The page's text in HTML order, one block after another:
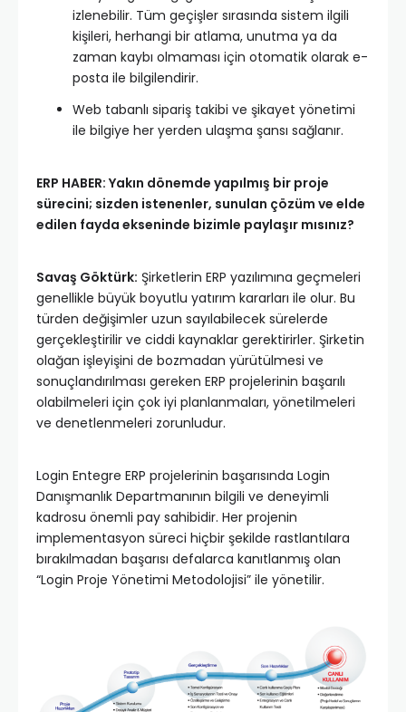
izlenebilir. Tüm geçişler sırasında sistem ilgili
kişileri, herhangi bir atlama, unutma ya da
zaman kaybı olmaması için otomatik olarak e-
posta ile bilgilendirir.
Web tabanlı sipariş takibi ve şikayet yönetimi
ile bilgiye her yerden ulaşma şansı sağlanır.
ERP HABER: Yakın dönemde yapılmış bir proje
sürecini; sizden istenenler, sunulan çözüm ve elde
edilen fayda ekseninde bizimle paylaşır mısınız?
Savaş Göktürk: Şirketlerin ERP yazılımına geçmeleri
genellikle büyük boyutlu yatırım kararları ile olur. Bu
türden değişimler uzun sayılabilecek sürelerde
gerçekleştirilir ve ciddi kaynaklar gerektirirler. Şirketin
olağan işleyişini de bozmadan yürütülmesi ve
sonuçlandırılması gereken ERP projelerinin başarılı
olabilmeleri için çok iyi planlanmaları, yönetilmeleri
ve denetlenmeleri zorunludur.
Login Entegre ERP projelerinin başarısında Login
Danışmanlık Departmanının bilgili ve deneyimli
kadrosu önemli pay sahibidir. Her projenin
implementasyon süreci hiçbir şekilde rastlantılara
bırakılmadan başarısı defalarca kanıtlanmış olan
“Login Proje Yönetimi Metodolojisi” ile yönetilir.